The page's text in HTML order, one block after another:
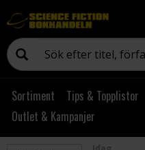
Sortiment Tips & Topplistor
Outlet & Kampanjer